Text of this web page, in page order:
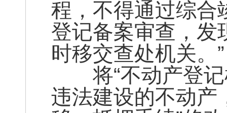
程，不得通过综合
登记备案审查，发
时移交查处机关。”
将“不动产登记
违法建设的不动产